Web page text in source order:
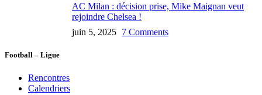
AC Milan : décision prise, Mike Maignan veut
rejoindre Chelsea !
juin 5, 2025 7 Comments
Football – Ligue
Rencontres
Calendriers